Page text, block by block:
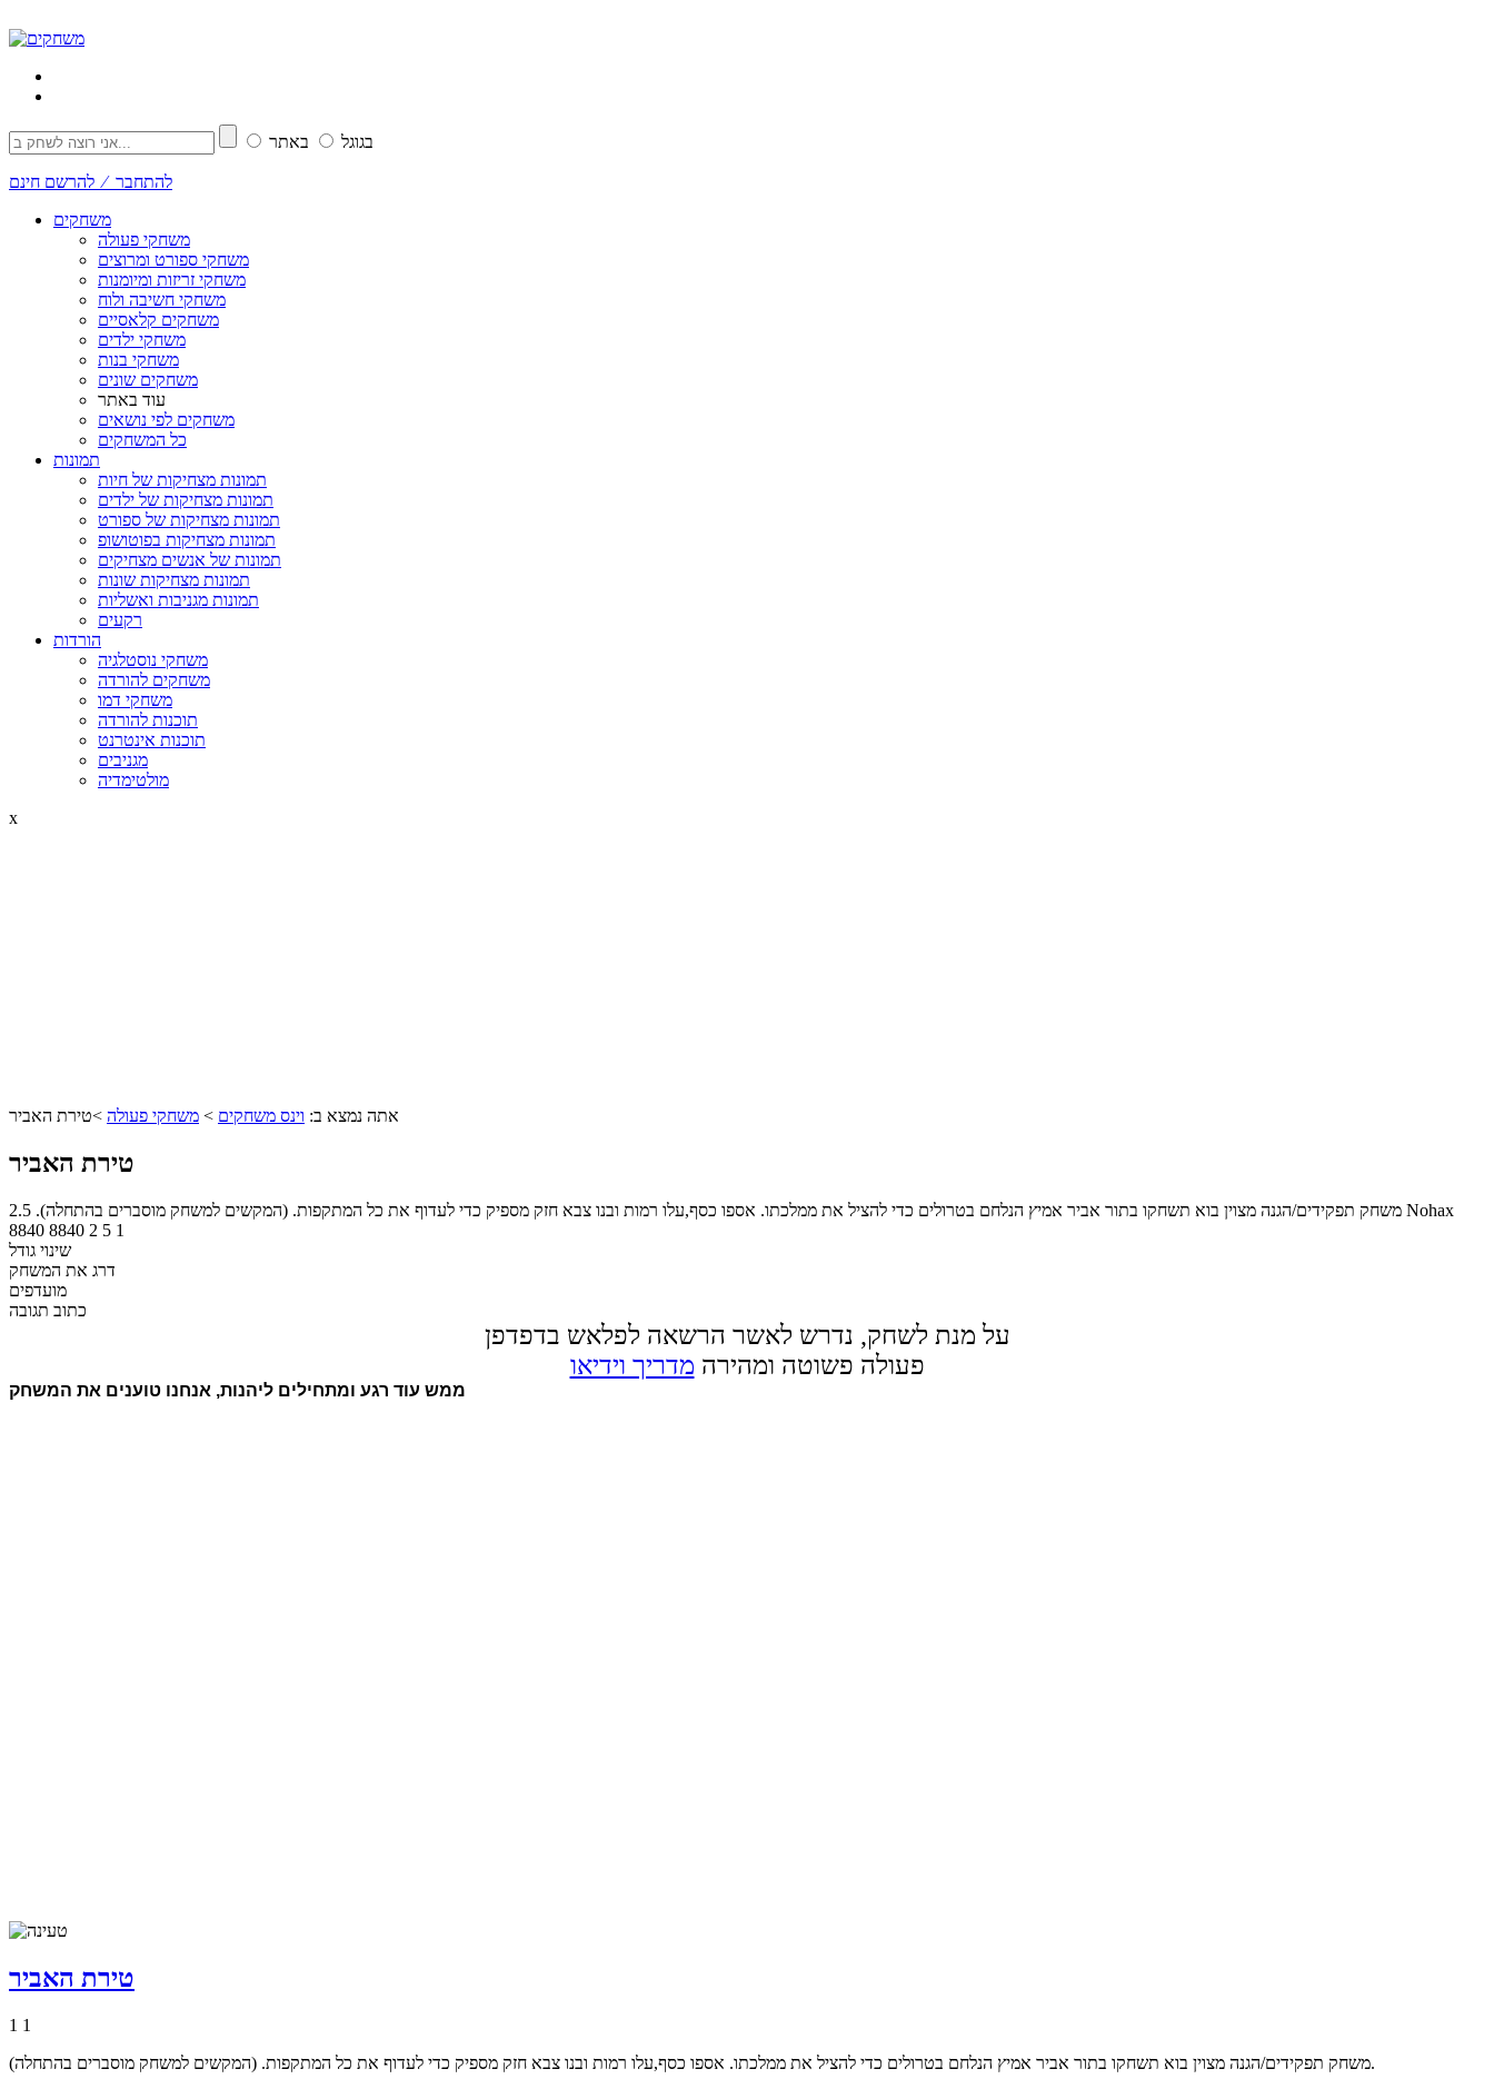
בגוגל באתר
להתחבר ⁄ להרשם חינם
משחקים
משחקי פעולה
משחקי ספורט ומרוצים
משחקי זריזות ומיומנות
משחקי חשיבה ולוח
משחקים קלאסיים
משחקי ילדים
משחקי בנות
משחקים שונים
עוד באתר
משחקים לפי נושאים
כל המשחקים
תמונות
תמונות מצחיקות של חיות
תמונות מצחיקות של ילדים
תמונות מצחיקות של ספורט
תמונות מצחיקות בפוטושופ
תמונות של אנשים מצחיקים
תמונות מצחיקות שונות
תמונות מגניבות ואשליות
רקעים
הורדות
משחקי נוסטלגיה
משחקים להורדה
משחקי דמו
תוכנות להורדה
תוכנות אינטרנט
מגניבים
מולטימדיה
x
אתה נמצא ב: וינס משחקים > משחקי פעולה >טירת האביר
טירת האביר
משחק תפקידים/הגנה מצוין בוא תשחקו בתור אביר אמיץ הנלחם בטרולים כדי להציל את ממלכתו. אספו כסף,עלו רמות ובנו צבא חזק מספיק כדי לעדוף את כל המתקפות. (המקשים למשחק מוסברים בהתחלה). 2.5
Nohax
8840 8840 2 5 1
שינוי גודל
דרג את המשחק
מועדפים
כתוב תגובה
על מנת לשחק, נדרש לאשר הרשאה לפלאש בדפדפן
פעולה פשוטה ומהירה מדריך וידיאו
ממש עוד רגע ומתחילים ליהנות, אנחנו טוענים את המשחק
טירת האביר
1 1
משחק תפקידים/הגנה מצוין בוא תשחקו בתור אביר אמיץ הנלחם בטרולים כדי להציל את ממלכתו. אספו כסף,עלו רמות ובנו צבא חזק מספיק כדי לעדוף את כל המתקפות. (המקשים למשחק מוסברים בהתחלה).